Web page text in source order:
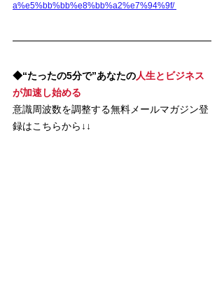
a%e5%bb%bb%e8%bb%a2%e7%94%9f/
◆“たったの5分で”あなたの人生とビジネス
が加速し始める
意識周波数を調整する無料メールマガジン登
録はこちらから↓↓